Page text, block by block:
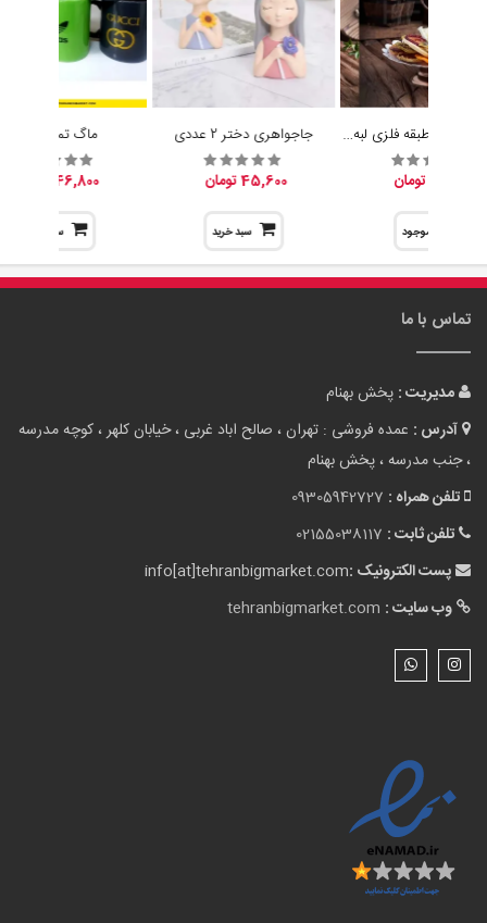
شیرینی خوری 1 طبقه فلزی لبه قلب
ناموجود
جاجواهری دختر 2 عددی
45,600 تومان
سبد خرید
ماگ تمام رنگی
46,800 تومان
سبد خرید
تماس با ما
مدیریت : پخش بهنام
آدرس : عمده فروشی : تهران ، صالح اباد غربی ، خیابان کلهر ، کوچه مدرسه
، جنب مدرسه ، پخش بهنام
تلفن همراه : 09305942727
تلفن ثابت : 02155038117
پست الکترونیک :info[at]tehranbigmarket.com
وب سایت : tehranbigmarket.com